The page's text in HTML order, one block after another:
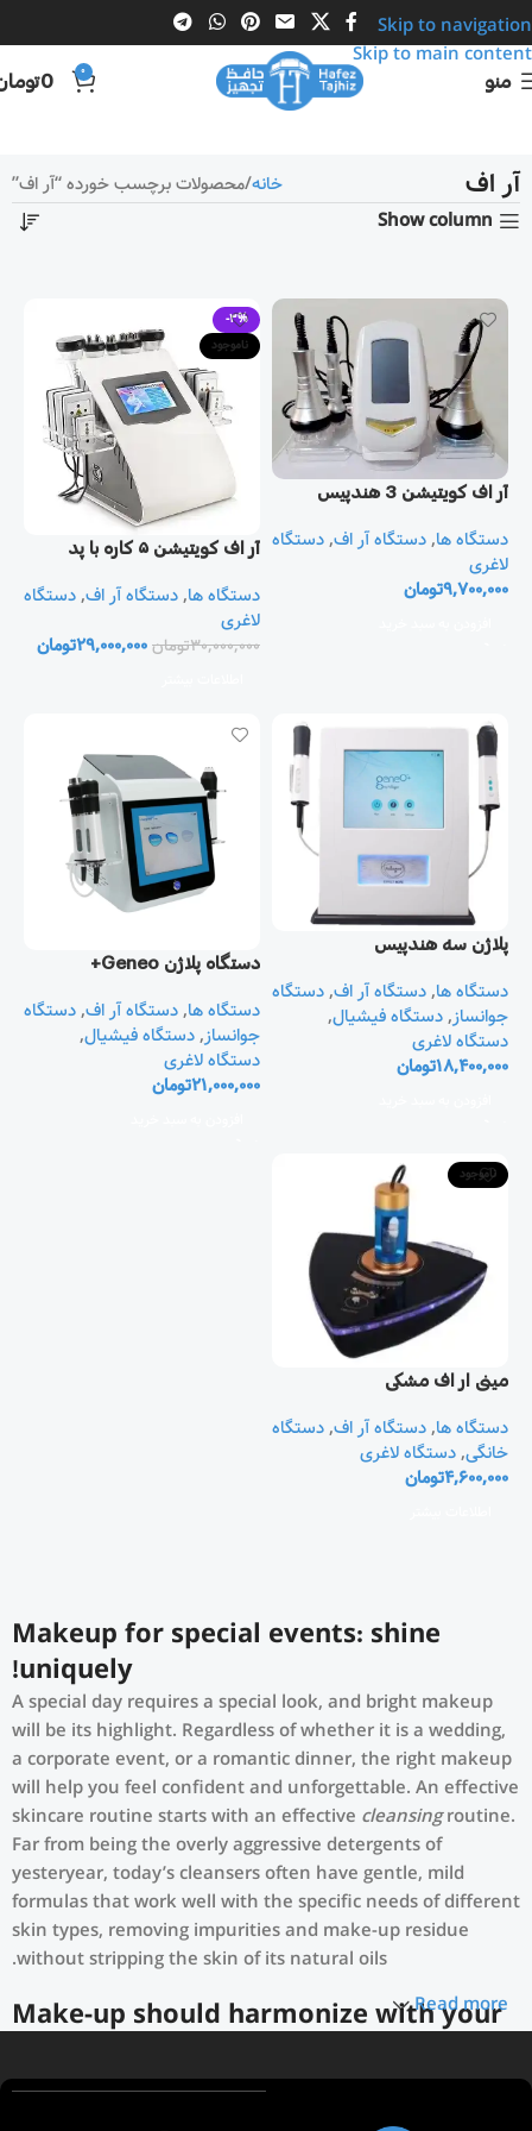
Skip to navigation
Skip to main content
منو 0
0
آر اف خانه محصولات برچسب خورده “آر اف”
Show column
آر اف كويتيشن 3 هندپيس
دستگاه ها,دستگاه آر اف,دستگاه
لاغری
9,700,000تومان
-3%
ناموجود
آر اف کویتیشن ۵ کاره با پد
دستگاه ها,دستگاه آر اف,دستگاه
لاغری
30,000,000تومان29,000,000تومان
پلاژن سه هندپيس
دستگاه ها,دستگاه آر اف,دستگاه
جوانساز,دستگاه فیشیال,
دستگاه لاغری
18,400,000تومان
دستگاه پلاژن Geneo+
دستگاه ها,دستگاه آر اف,دستگاه
جوانساز,دستگاه فیشیال,
دستگاه لاغری
21,000,000تومان
ناموجود
مينی ار اف مشکی
دستگاه ها,دستگاه آر اف,دستگاه
خانگی,دستگاه لاغری
4,600,000تومان
Makeup for special events: shine
uniquely!
A special day requires a special look, and bright makeup
will be its highlight. Regardless of whether it is a wedding,
a corporate event, or a romantic dinner, the right makeup
will help you feel confident and unforgettable. An effective
skincare routine starts with an effective cleansingroutine.
Far from being the overly aggressive detergents of
yesteryear, today’s cleansers often have gentle, mild
formulas that work well with the specific needs of different
skin types, removing impurities and make-up residue
without stripping the skin of its natural oils.
Make-up should harmonize with your
Read more